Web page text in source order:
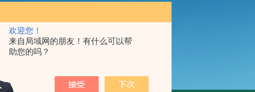
欢迎您！
来自局域网的朋友！有什么可以帮
助您的吗？